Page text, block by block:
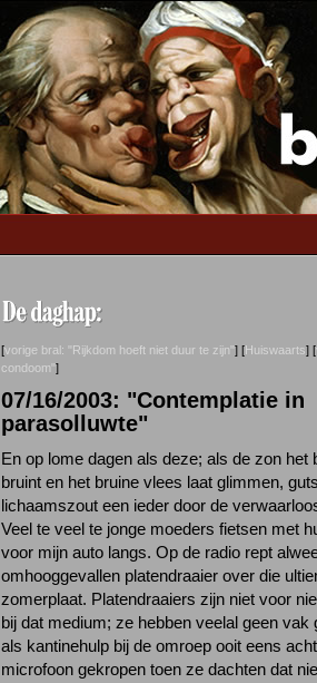
[vorige bral: "Rijkdom hoeft niet duur te zijn"] [Huiswaarts] [
condoom"]
07/16/2003: "Contemplatie in
parasolluwte"
En op lome dagen als deze; als de zon het
bruint en het bruine vlees laat glimmen,
lichaamszout een ieder door de
Veel te veel te jonge moeders fietsen met
voor mijn auto langs. Op de radio rept
omhooggevallen platendraaier over die
zomerplaat. Platendraaiers zijn niet voor
bij dat medium; ze hebben veelal geen vak
als kantinehulp bij de omroep ooit eens
microfoon gekropen toen ze dachten dat